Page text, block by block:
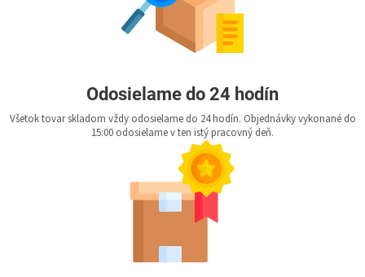
Odosielame do 24 hodín
Všetok tovar skladom vždy odosielame do 24 hodín. Objednávky vykonané do
15:00 odosielame v ten istý pracovný deň.